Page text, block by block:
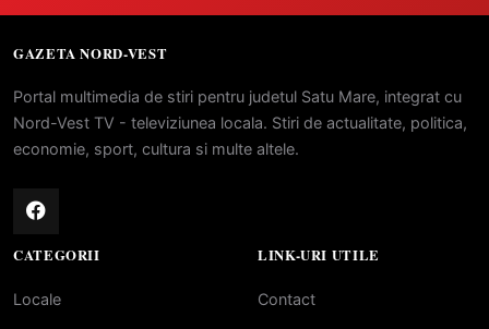
GAZETA NORD-VEST
Portal multimedia de stiri pentru judetul Satu Mare, integrat cu
Nord-Vest TV - televiziunea locala. Stiri de actualitate, politica,
economie, sport, cultura si multe altele.
CATEGORII
Locale
LINK-URI UTILE
Contact